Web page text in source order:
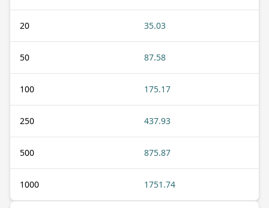
20 35.03
50 87.58
100 175.17
250 437.93
500 875.87
1000 1751.74